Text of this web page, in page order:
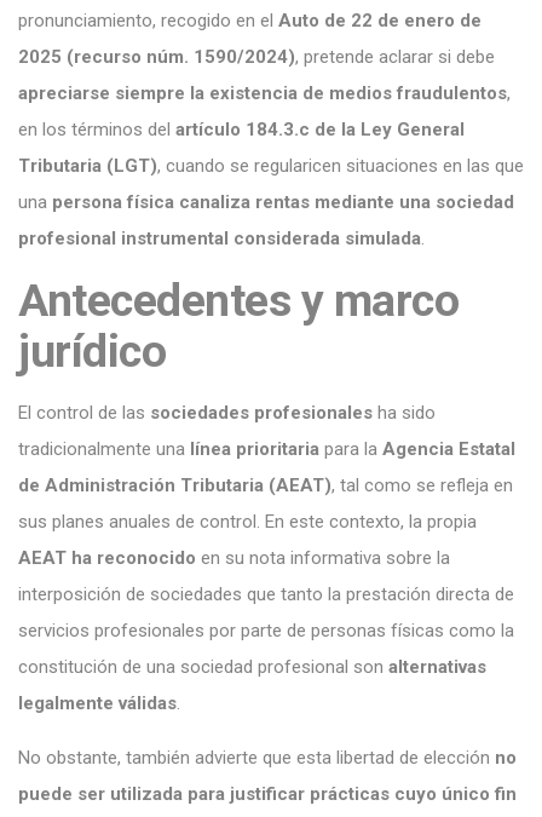
pronunciamiento, recogido en el Auto de 22 de enero de
2025 (recurso núm. 1590/2024), pretende aclarar si debe
apreciarse siempre la existencia de medios fraudulentos,
en los términos del artículo 184.3.c de la Ley General
Tributaria (LGT), cuando se regularicen situaciones en las que
una persona física canaliza rentas mediante una sociedad
profesional instrumental considerada simulada.
Antecedentes y marco
jurídico
El control de las sociedades profesionales ha sido
tradicionalmente una línea prioritaria para la Agencia Estatal
de Administración Tributaria (AEAT), tal como se refleja en
sus planes anuales de control. En este contexto, la propia
AEAT ha reconocido en su nota informativa sobre la
interposición de sociedades que tanto la prestación directa de
servicios profesionales por parte de personas físicas como la
constitución de una sociedad profesional son alternativas
legalmente válidas.
No obstante, también advierte que esta libertad de elección no
puede ser utilizada para justificar prácticas cuyo único fin